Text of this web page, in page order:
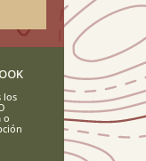
los
o